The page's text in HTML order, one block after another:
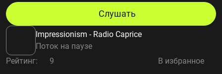
Избранное
Добавить радиостанцию
Контакты
Impressionism - Radio Caprice
Поток на паузе
Слушать
Рейтинг: 9 В избранное